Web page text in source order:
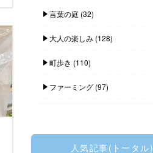
言葉の庭 (32)
大人の楽しみ(128)
町歩き (110)
ファーミング(97)
人気記事(トータル)